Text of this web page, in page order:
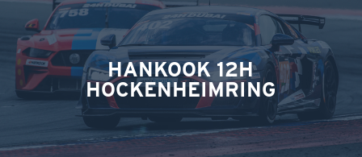
HANKOOK 12H
HOCKENHEIMRING